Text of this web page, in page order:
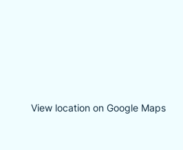
View location on Google Maps